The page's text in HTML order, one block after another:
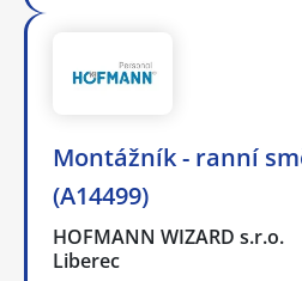
Montážník - ranní
(A14499)
HOFMANN WIZARD s.r.o.
Liberec